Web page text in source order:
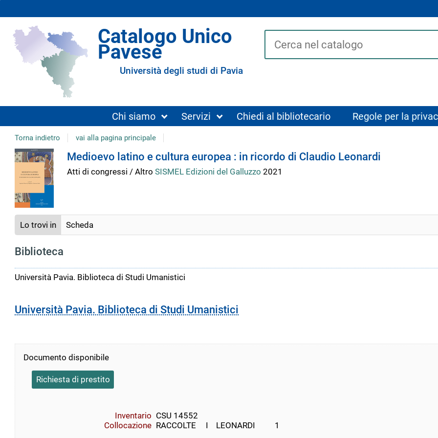
Catalogo Unico
Pavese
Università degli studi di Pavia
Cerca su "Catalogo"
Chi siamo Servizi Chiedi al bibliotecario Regole per la
Torna indietro vai alla pagina principale
Dettaglio
del
documento
Medioevo latino e cultura europea : in ricordo di Claudio Leonardi
Atti di congressi / Altro SISMEL Edizioni del Galluzzo 2021
Lo trovi in Scheda
Biblioteca
Università Pavia. Biblioteca di Studi Umanistici
Università Pavia. Biblioteca di Studi Umanistici
Documento disponibile
Richiesta di prestito
Inventario CSU 14552
Collocazione RACCOLTE     I    LEONARDI          1